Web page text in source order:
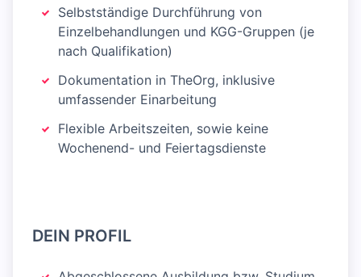
Selbstständige Durchführung von
Einzelbehandlungen und KGG-Gruppen (je
nach Qualifikation)
Dokumentation in TheOrg, inklusive
umfassender Einarbeitung
Flexible Arbeitszeiten, sowie keine
Wochenend- und Feiertagsdienste
DEIN PROFIL